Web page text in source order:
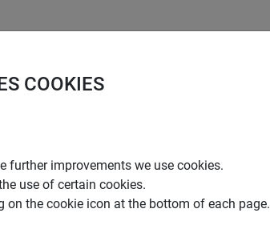
COOKIES
further improvements we use cookies.
use of certain cookies.
on the cookie icon at the bottom of each page.